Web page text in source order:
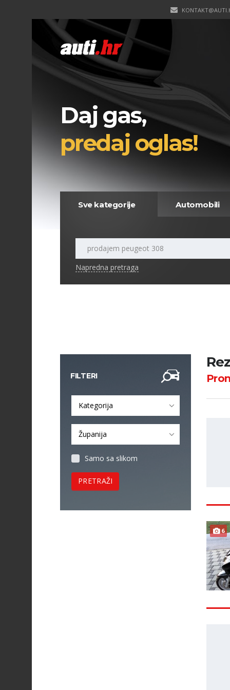
Daj gas,
predaj oglas!
Sve kategorije Automobili
Napredna pretraga
FILTERI
Kategorija
Županija
Samo sa slikom
PRETRAŽI
6